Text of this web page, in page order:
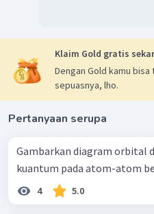
m= 0
Dengan demikian,tabel
Klaim Gold gratis
Dengan Gold kamu
sepuasnya, lho.
Pertanyaan serupa
Gambarkan diagram orbital
4 5.0